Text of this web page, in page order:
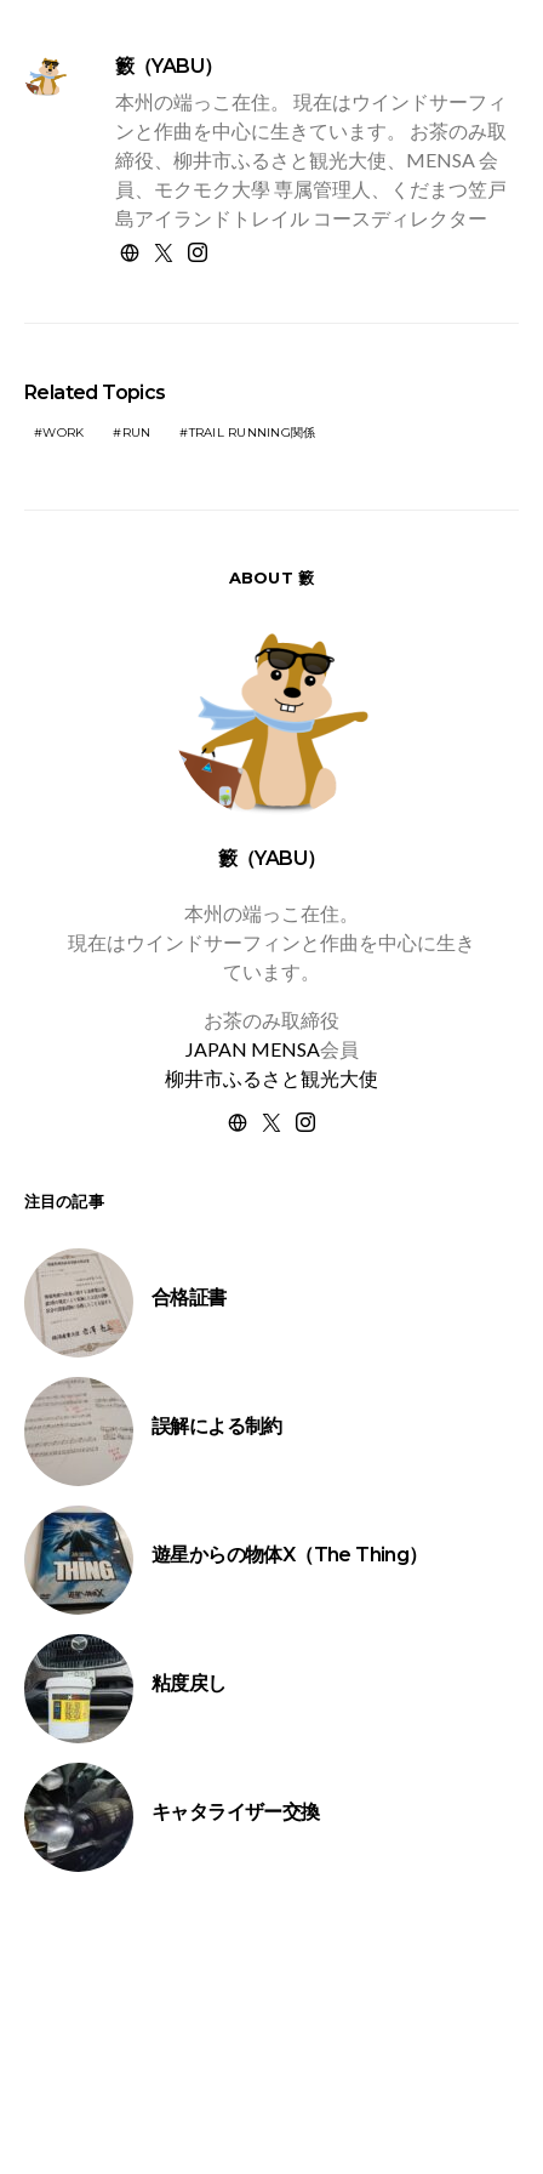
籔（YABU）
本州の端っこ在住。 現在はウインドサーフィ
ンと作曲を中心に生きています。 お茶のみ取
締役、柳井市ふるさと観光大使、MENSA 会
員、モクモク大學 専属管理人、くだまつ笠戸
島アイランドトレイル コースディレクター
Related Topics
WORK RUN TRAIL RUNNING関係
ABOUT 籔
籔（YABU）
本州の端っこ在住。
現在はウインドサーフィンと作曲を中心に生き
ています。
お茶のみ取締役
JAPAN MENSA会員
柳井市ふるさと観光大使
注目の記事
合格証書
誤解による制約
遊星からの物体X（The Thing）
粘度戻し
キャタライザー交換